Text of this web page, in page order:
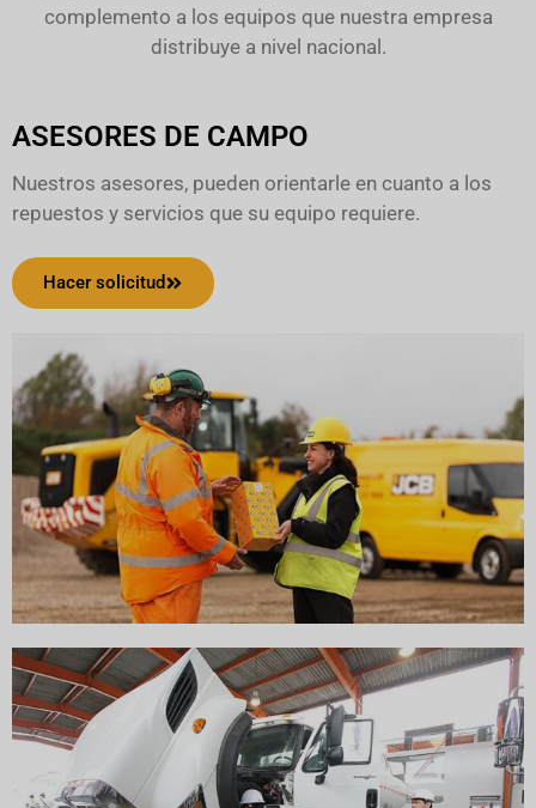
complemento a los equipos que nuestra empresa
distribuye a nivel nacional.
ASESORES DE CAMPO
Nuestros asesores, pueden orientarle en cuanto a los
repuestos y servicios que su equipo requiere.
Hacer solicitud